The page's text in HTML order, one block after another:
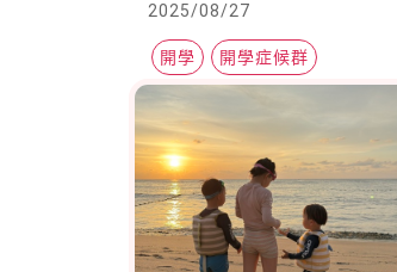
分享 : 一一解套原因與
方法就可以了
2025/08/27
開學 開學症候群
小一新生